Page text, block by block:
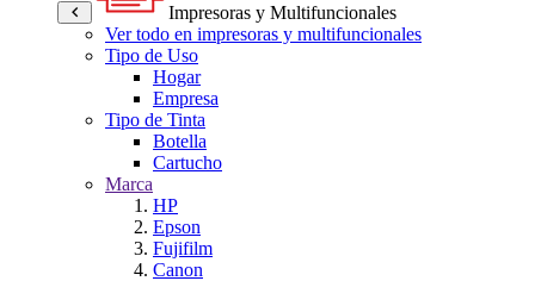
Impresoras y Multifuncionales
Ver todo en impresoras y multifuncionales
Tipo de Uso
Hogar
Empresa
Tipo de Tinta
Botella
Cartucho
Marca
HP
Epson
Fujifilm
Canon